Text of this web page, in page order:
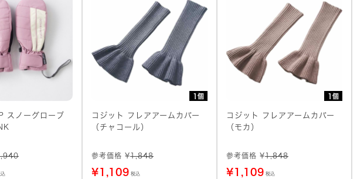
スノーグローブ
込
1個
コジット フレアアームカバー
（チャコール）
参考価格 ¥1,848
¥1,109 税込
1個
コジット フレアアームカバー
（モカ）
参考価格 ¥1,848
¥1,109 税込